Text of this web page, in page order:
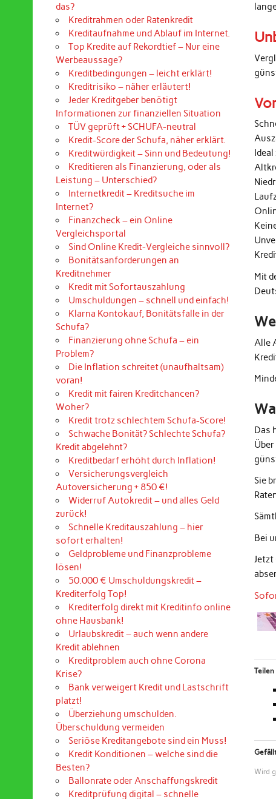
Mit
Alle
Das
Sie
Bei
Teilen
Wird
das?
Kreditrahmen oder Ratenkredit
Kreditaufnahme und Ablauf im Internet.
Top Kredite auf Rekordtief – Nur eine
Werbeaussage?
Kreditbedingungen – leicht erklärt!
Kreditrisiko – näher erläutert!
Jeder Kreditgeber benötigt
Informationen zur finanziellen Situation
TÜV geprüft + SCHUFA-neutral
Kredit-Score der Schufa, näher erklärt.
Kreditwürdigkeit – Sinn und Bedeutung!
Kreditieren als Finanzierung, oder als
Leistung – Unterschied?
Internetkredit – Kreditsuche im
Internet?
Finanzcheck – ein Online
Vergleichsportal
Sind Online Kredit-Vergleiche sinnvoll?
Bonitätsanforderungen an
Kreditnehmer
Kredit mit Sofortauszahlung
Umschuldungen – schnell und einfach!
Klarna Kontokauf, Bonitätsfalle in der
Schufa?
Finanzierung ohne Schufa – ein
Problem?
Die Inflation schreitet (unaufhaltsam)
voran!
Kredit mit fairen Kreditchancen?
Woher?
Kredit trotz schlechtem Schufa-Score!
Schwache Bonität? Schlechte Schufa?
Kredit abgelehnt?
Kreditbedarf erhöht durch Inflation!
Versicherungsvergleich
Autoversicherung + 850 €!
Widerruf Autokredit – und alles Geld
zurück!
Schnelle Kreditauszahlung – hier
sofort erhalten!
Geldprobleme und Finanzprobleme
lösen!
50.000 € Umschuldungskredit –
Krediterfolg Top!
Krediterfolg direkt mit Kreditinfo online
ohne Hausbank!
Urlaubskredit – auch wenn andere
Kredit ablehnen
Kreditproblem auch ohne Corona
Krise?
Bank verweigert Kredit und Lastschrift
platzt!
Überziehung umschulden.
Überschuldung vermeiden
Seriöse Kreditangebote sind ein Muss!
Kredit Konditionen – welche sind die
Besten?
Ballonrate oder Anschaffungskredit
Kreditprüfung digital – schnelle